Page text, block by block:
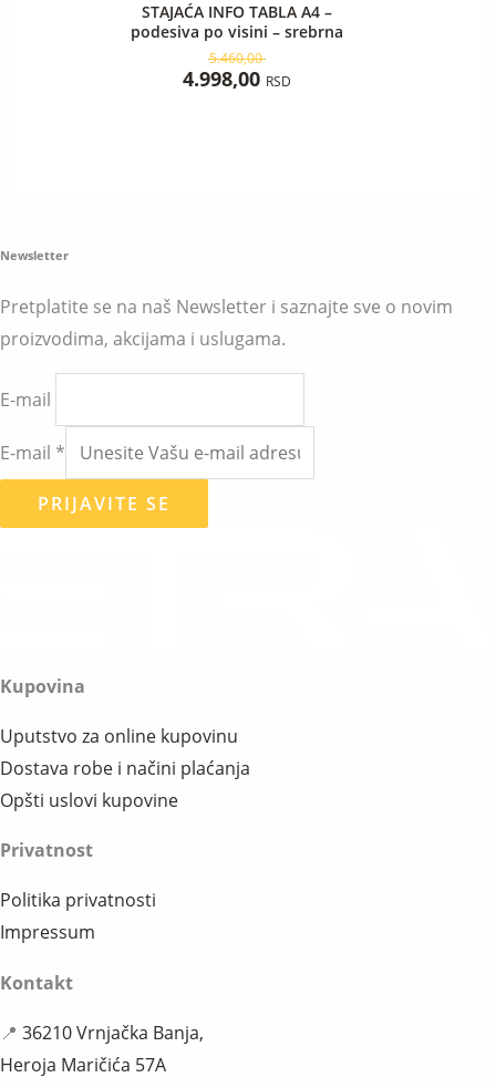
STAJAĆA INFO TABLA A4 –
podesiva po visini – srebrna
5.460,00
4.998,00 RSD
Newsletter
Pretplatite se na naš Newsletter i saznajte sve o novim
proizvodima, akcijama i uslugama.
E-mail
E-mail *
PRIJAVITE SE
Kupovina
Uputstvo za online kupovinu
Dostava robe i načini plaćanja
Opšti uslovi kupovine
Privatnost
Politika privatnosti
Impressum
Kontakt
📍 36210 Vrnjačka Banja,
Heroja Maričića 57A